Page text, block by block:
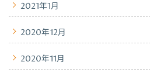
2021年1月
2020年12月
2020年11月